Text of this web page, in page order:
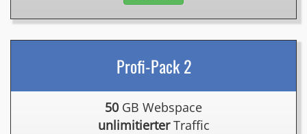
Profi-Pack 2
50 GB Webspace
unlimitierterTraffic